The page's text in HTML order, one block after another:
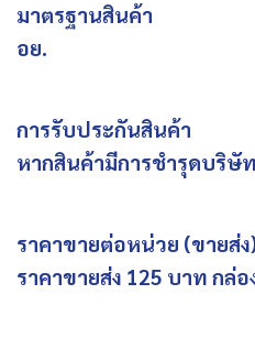
มาตรฐานสินค้า
อย.
การรับประกันสินค้า
หากสินค้ามีการชำรุดบริษั
ราคาขายต่อหน่วย (ขายส่ง
ราคาขายส่ง 125 บาท กล่อ